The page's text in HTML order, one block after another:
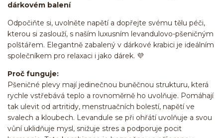
dárkovém balení
Odpočiňte si, uvolněte napětí a dopřejte svému tělu péči,
kterou si zaslouží, s naším luxusním levandulovo-pšeničným
polštářem. Elegantně zabalený v dárkové krabici je ideálním
společníkem pro relaxaci i jako dárek. 💜
Proč funguje:
Pšeničné plevy mají jedinečnou buněčnou strukturu, která
rychle vstřebává teplo a rovnoměrně ho uvolňuje. Pomáhají
tak ulevit od artritidy, menstruačních bolestí, napětí ve
svalech a kloubech. Levandule se při ohřátí uvolňuje a svou
vůní uklidňuje mysl, snižuje stres a podporuje pocit